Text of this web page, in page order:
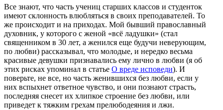
Все знают, что часть учениц старших классов и студенток
имеют склонность влюбляться в своих преподавателей. То
же происходит и на приходах. Мой бывший православный
духовник, у которого с женой «всё ладушки» (стал
священником в 30 лет, а женился еще будучи неверующим,
по любви) рассказывал, что молодые, и нередко весьма
красивые девушки признавались ему лично в любви (я об
этих рисках упоминал в статье О вреде исповеди). И
поверьте, не все, но часть женившихся без любви, если у
них вспыхнет ответное чувство, и они познают страсть,
последняя снесет их хлипкое строение без любви, или
приведет к тяжким грехам прелюбодеяния и лжи.